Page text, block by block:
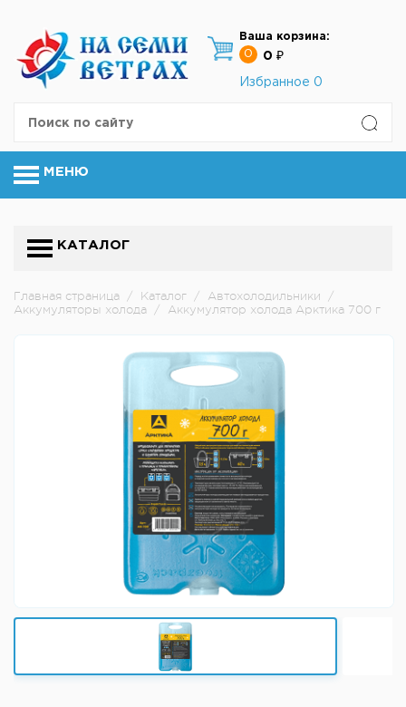
Ваша корзина:
0
0 ₽
Избранное 0
МЕНЮ
КАТАЛОГ
Главная страница / Каталог / Автохолодильники
/
Аккумуляторы холода / Аккумулятор холода Арктика 700 г